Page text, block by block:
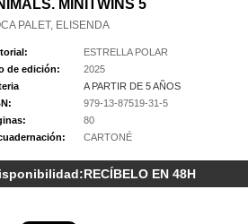
MINITWINS 5
PALET, ELISENDA
ESTRELLA POLAR
de edición:
2025
A PARTIR DE 5 AÑOS
979-13-87519-31-5
80
CARTONÉ
RECÍBELO EN 48H